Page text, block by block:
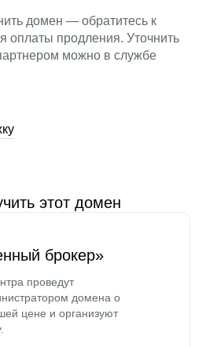
домен — обратитесь к
оплаты продления. Уточнить
можно в службе
этот домен
брокер»
проведут
домена о
цене и организуют